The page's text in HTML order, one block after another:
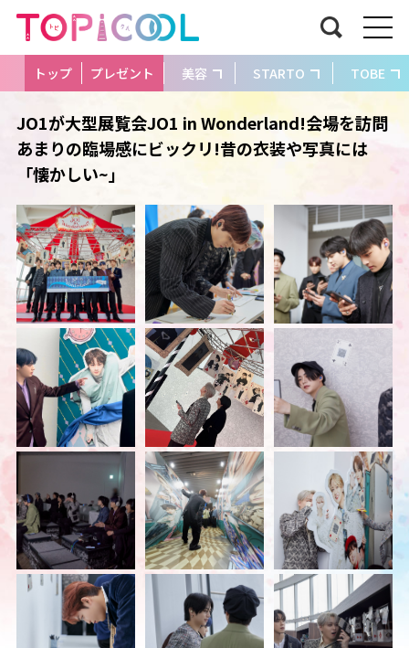
トップ プレゼント 美容 STARTO TOBE
JO1が大型展覧会JO1 in Wonderland!会場を訪問
あまりの臨場感にビックリ!昔の衣装や写真には
「懐かしい~」